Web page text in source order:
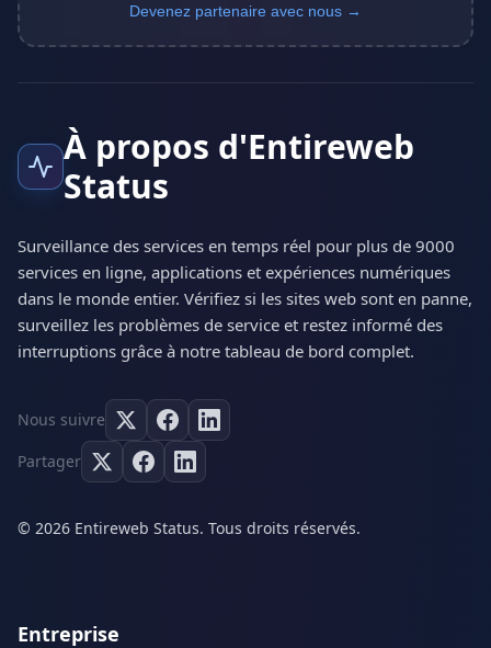
Devenez partenaire avec nous →
À propos d'Entireweb
Status
Surveillance des services en temps réel pour plus de 9000
services en ligne, applications et expériences numériques
dans le monde entier. Vérifiez si les sites web sont en panne,
surveillez les problèmes de service et restez informé des
interruptions grâce à notre tableau de bord complet.
Nous suivre
Partager
© 2026 Entireweb Status. Tous droits réservés.
Entreprise